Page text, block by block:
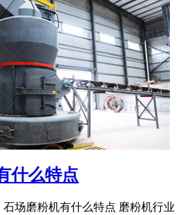
什么特点
石场磨粉机有什么特点 磨粉机行业